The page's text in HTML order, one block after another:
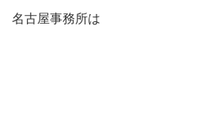
名古屋事務所は